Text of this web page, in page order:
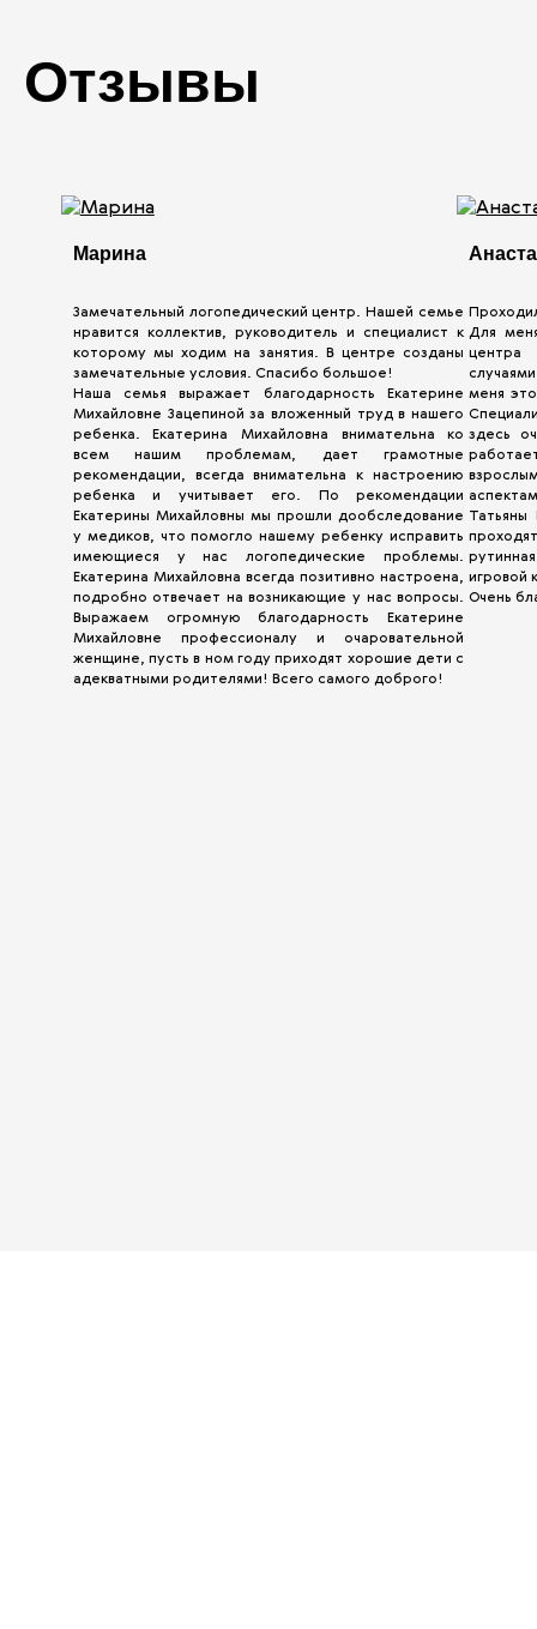
Отзывы
Марина
Замечательный логопедический центр. Нашей семье
нравится коллектив, руководитель и специалист к
которому мы ходим на занятия. В центре созданы
замечательные условия. Спасибо большое!
Наша семья выражает благодарность Екатерине
Михайловне Зацепиной за вложенный труд в нашего
ребенка. Екатерина Михайловна внимательна ко
всем нашим проблемам, дает грамотные
рекомендации, всегда внимательна к настроению
ребенка и учитывает его. По рекомендации
Екатерины Михайловны мы прошли дообследование
у медиков, что помогло нашему ребенку исправить
имеющиеся у нас логопедические проблемы.
Екатерина Михайловна всегда позитивно настроена,
подробно отвечает на возникающие у нас вопросы.
Выражаем огромную благодарность Екатерине
Михайловне профессионалу и очаровательной
женщине, пусть в ном году приходят хорошие дети с
адекватными родителями! Всего самого доброго!
Для
центра
меня
здесь
Татьяны
игровой
Очень